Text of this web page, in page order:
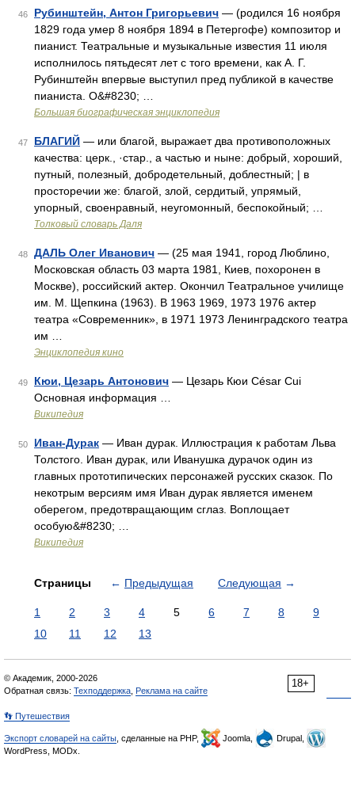
46 Рубинштейн, Антон Григорьевич — (родился 16 ноября
1829 года умер 8 ноября 1894 в Петергофе) композитор и
пианист. Театральные и музыкальные известия 11 июля
исполнилось пятьдесят лет с того времени, как А. Г.
Рубинштейн впервые выступил пред публикой в качестве
пианиста. О&#8230; …
Большая биографическая энциклопедия
47 БЛАГИЙ — или благой, выражает два противоположных
качества: церк., ·стар., а частью и ныне: добрый, хороший,
путный, полезный, добродетельный, доблестный; | в
просторечии же: благой, злой, сердитый, упрямый,
упорный, своенравный, неугомонный, беспокойный; …
Толковый словарь Даля
48 ДАЛЬ Олег Иванович — (25 мая 1941, город Люблино,
Московская область 03 марта 1981, Киев, похоронен в
Москве), российский актер. Окончил Театральное училище
им. М. Щепкина (1963). В 1963 1969, 1973 1976 актер
театра «Современник», в 1971 1973 Ленинградского театра
им …
Энциклопедия кино
49 Кюи, Цезарь Антонович — Цезарь Кюи César Cui
Основная информация …
Википедия
50 Иван-Дурак — Иван дурак. Иллюстрация к работам Льва
Толстого. Иван дурак, или Иванушка дурачок один из
главных прототипических персонажей русских сказок. По
некотрым версиям имя Иван дурак является именем
оберегом, предотвращающим сглаз. Воплощает
особую&#8230; …
Википедия
Страницы ← Предыдущая Следующая →
1 2 3 4 5 6 7 8
9
10
11 12 13
18+
© Академик, 2000-2026
Обратная связь: Техподдержка Реклама на сайте
👣 Путешествия
Экспорт словарей на сайты , сделанные на PHP, Joomla,
Drupal,
WordPress, MODx.